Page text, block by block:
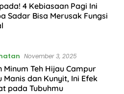
4 Kebiasaan Pagi Ini
Sadar Bisa Merusak Fungsi
November 3, 2025
Minum Teh Hijau Campur
Manis dan Kunyit, Ini Efek
pada Tubuhmu